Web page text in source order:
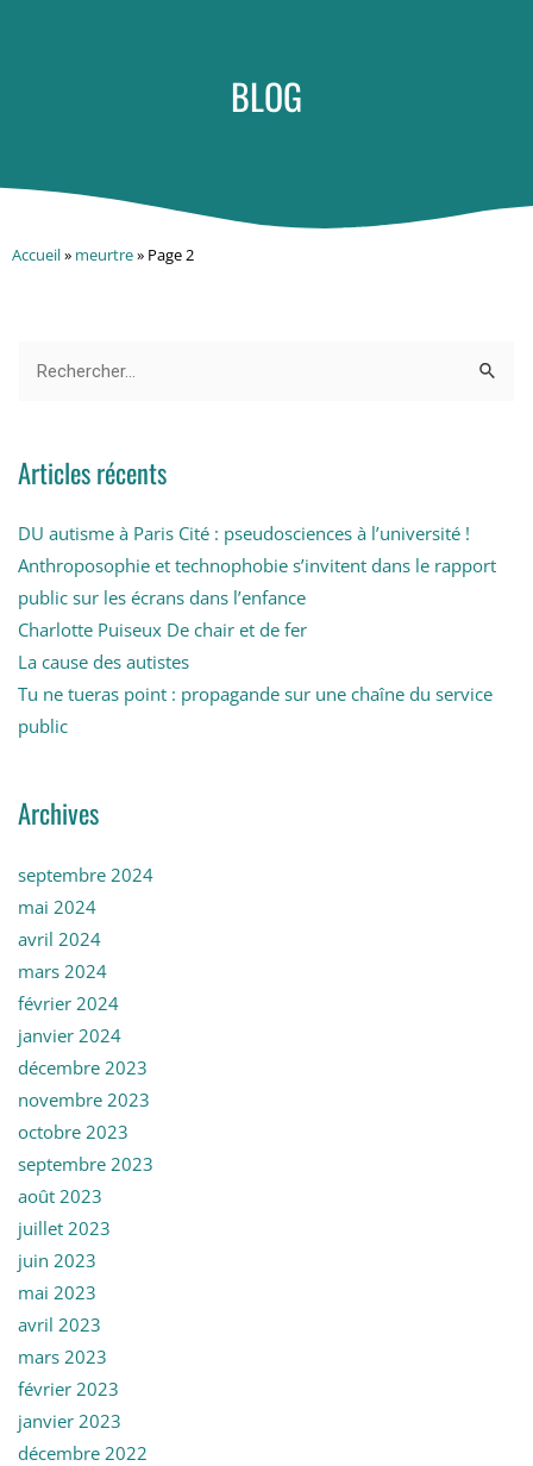
BLOG
Accueil» meurtre» Page 2
Articles récents
DU autisme à Paris Cité : pseudosciences à l’université !
Anthroposophie et technophobie s’invitent dans le rapport
public sur les écrans dans l’enfance
Charlotte Puiseux De chair et de fer
La cause des autistes
Tu ne tueras point : propagande sur une chaîne du service
public
Archives
septembre 2024
mai 2024
avril 2024
mars 2024
février 2024
janvier 2024
décembre 2023
novembre 2023
octobre 2023
septembre 2023
août 2023
juillet 2023
juin 2023
mai 2023
avril 2023
mars 2023
février 2023
janvier 2023
décembre 2022